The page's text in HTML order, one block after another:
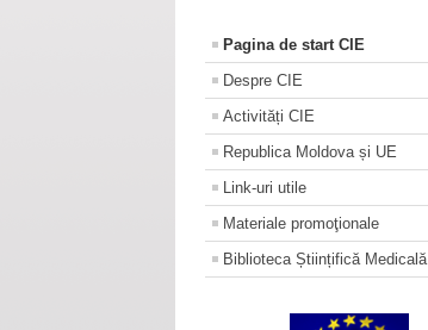
Pagina de start CIE
Despre CIE
Activități CIE
Republica Moldova și UE
Link-uri utile
Materiale promoţionale
Biblioteca Științifică Medicală